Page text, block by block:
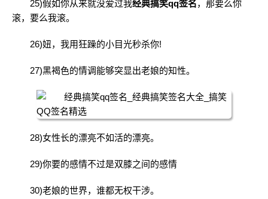
25)假如你从来就没爱过我经典搞笑qq签名，那要么你
滚，要么我滚。
26)妞，我用狂躁的小目光秒杀你!
27)黑褐色的情调能够突显出老娘的知性。
28)女性长的漂亮不如活的漂亮。
29)你要的感情不过是双膝之间的感情
30)老娘的世界，谁都无权干涉。